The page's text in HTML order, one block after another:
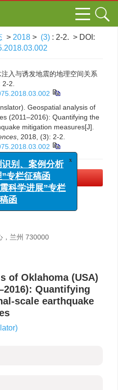
> 2018 > (3) : 2-2. > DOI:
入与诱发地震的地理空间关系
2.
Geospatial analysis of
(2011–2016): Quantifying the
mitigation measures[J].
, 2018, (3): 2-2.
下载(228 KB)
地理空间关系
，兰州 730000
of Oklahoma (USA)
Quantifying
scale earthquake
x
识别、案例分析
”专栏征稿函
科学进展”专栏
函